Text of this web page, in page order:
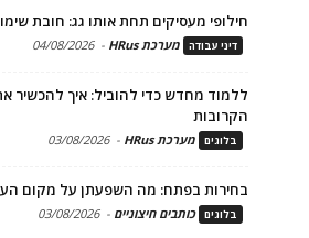
חילופי מעסיקים תחת אותו גג: חובת
דיני עבודה מערכת HRus -
04/08/2026
ללמוד מחדש כדי להוביל: איך להכשיר
הקרובות
בלוגים מערכת HRus -
03/08/2026
בחירות בפתח: מה השפעתן על מקום
בלוגים כותבים חיצוניים -
03/08/2026